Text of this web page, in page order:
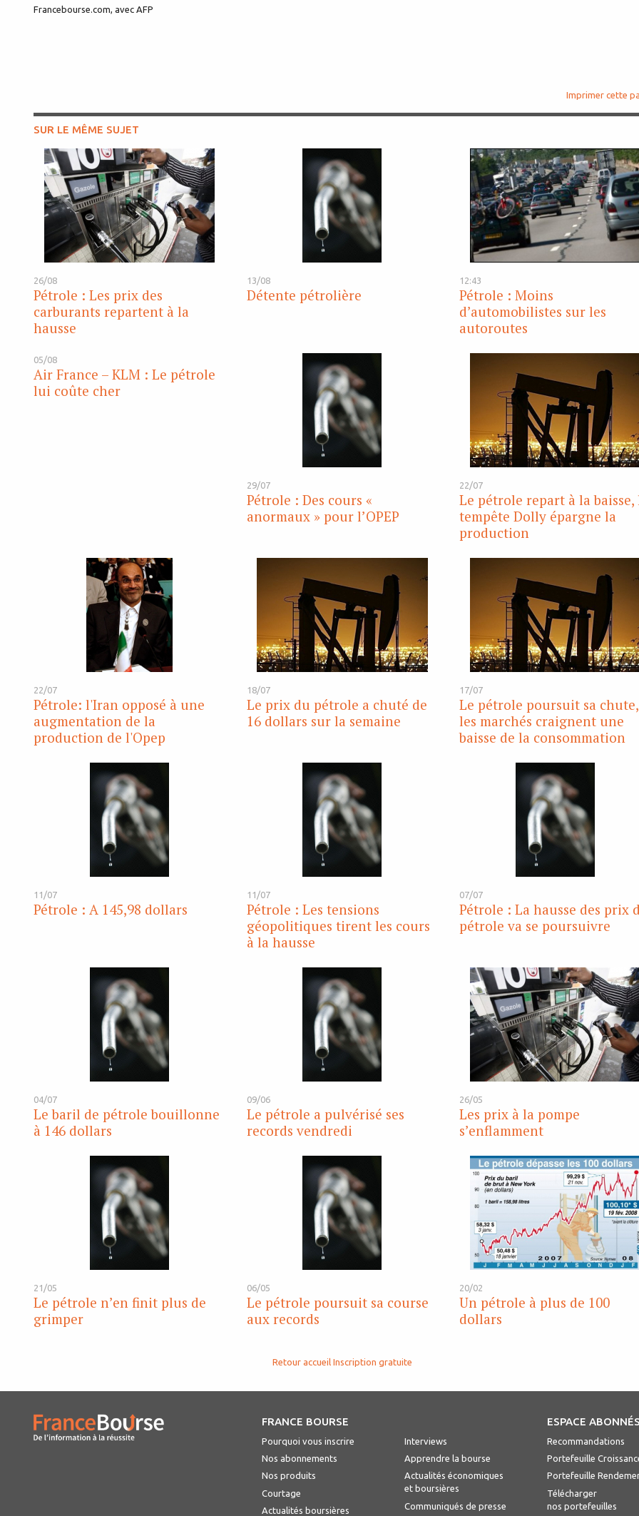
Francebourse.com, avec AFP
Imprimer cette
SUR LE MÊME SUJET
26/08
Pétrole : Les prix des
carburants repartent à la
hausse
13/08
Détente pétrolière
12:43
Pétrole : Moins
d’automobilistes sur les
autoroutes
05/08
Air France – KLM : Le pétrole
lui coûte cher
29/07
Pétrole : Des cours «
anormaux » pour l’OPEP
22/07
Le pétrole repart à la baisse,
tempête Dolly épargne la
production
22/07
Pétrole: l'Iran opposé à une
augmentation de la
production de l'Opep
18/07
Le prix du pétrole a chuté de
16 dollars sur la semaine
17/07
Le pétrole poursuit sa chute,
les marchés craignent une
baisse de la consommation
11/07
Pétrole : A 145,98 dollars
11/07
Pétrole : Les tensions
géopolitiques tirent les cours
à la hausse
07/07
Pétrole : La hausse des prix
pétrole va se poursuivre
04/07
Le baril de pétrole bouillonne
à 146 dollars
09/06
Le pétrole a pulvérisé ses
records vendredi
26/05
Les prix à la pompe
s’enflamment
21/05
Le pétrole n’en finit plus de
grimper
06/05
Le pétrole poursuit sa course
aux records
20/02
Un pétrole à plus de 100
dollars
Retour accueil Inscription gratuite
FRANCE BOURSE
Pourquoi vous inscrire
Nos abonnements
Nos produits
Courtage
Actualités boursières
Interviews
Apprendre la bourse
Actualités économiques
et boursières
Communiqués de presse
ESPACE
Recommandations
Portefeuille
Portefeuille
Télécharger
nos portefeuilles